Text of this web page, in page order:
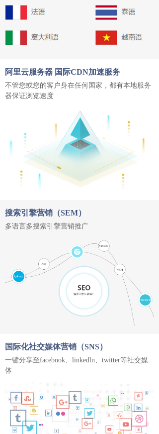
阿里云服务器 国际CDN加速服务
不管您或您的客户身在任何国家，都有本地服务
器保证浏览速度
搜索引擎营销（SEM）
多语言多搜索引擎营销推广
国际化社交媒体营销（SNS）
一键分享至facebook、linkedln、twitter等社交媒
体